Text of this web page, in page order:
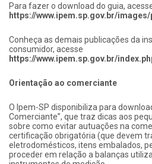
Para fazer o download do guia,
https://www.ipem.sp.gov.br/
Conheça as demais publicações da
consumidor, acesse
https://www.ipem.sp.gov.br/
Orientação ao comerciante
O Ipem-SP disponibiliza para
Comerciante”, que traz dicas aos
sobre como evitar autuações na
certificação obrigatória (que devem
eletrodomésticos, itens embalados,
proceder em relação a balanças